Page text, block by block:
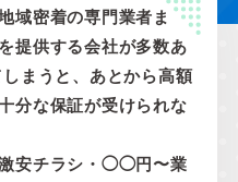
域密着の専門業者ま
提供する会社が多数あ
まうと、あとから高額
分な保証が受けられな
激安チラシ・◯◯円〜業